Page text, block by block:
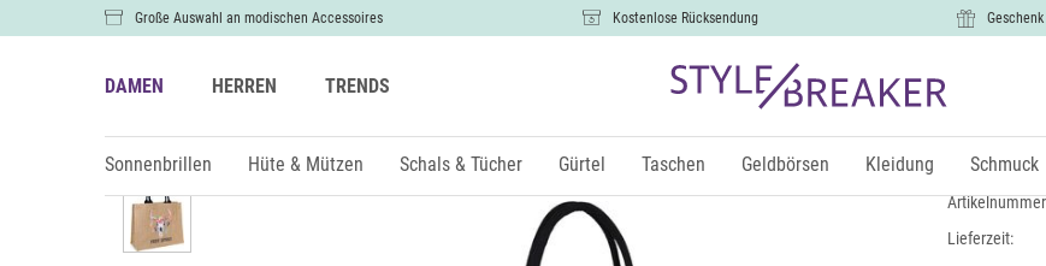
Große Auswahl an modischen Accessoires Kostenlose Rücksendung
DAMEN HERREN TRENDS
Sonnenbrillen Hüte & Mützen Schals & Tücher Gürtel Taschen Geldbörsen Kleidung Schmuck
Leinen
27,99 €
Lieferzeit: